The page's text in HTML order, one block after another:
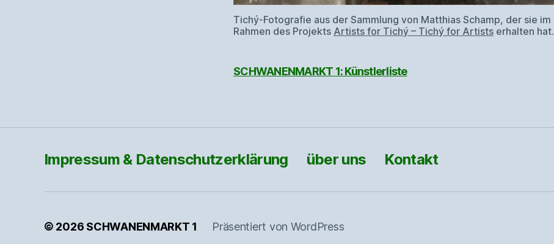
Tichý-Fotografie aus der Sammlung von Matthias Schamp, der sie im
Rahmen des Projekts Artists for Tichý – Tichý for Artists erhalten hat.
SCHWANENMARKT 1: Künstlerliste
Impressum & Datenschutzerklärung über uns Kontakt
© 2026 SCHWANENMARKT 1 Präsentiert von WordPress